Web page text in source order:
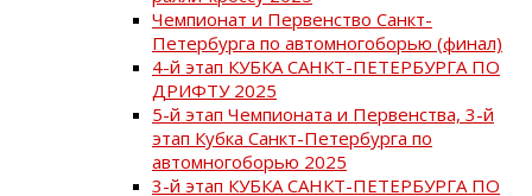
Чемпионат и Первенство Санкт-
Петербурга по автомногоборью (финал)
4-й этап КУБКА САНКТ-ПЕТЕРБУРГА ПО
ДРИФТУ 2025
5-й этап Чемпионата и Первенства, 3-й
этап Кубка Санкт-Петербурга по
автомногоборью 2025
3-й этап КУБКА САНКТ-ПЕТЕРБУРГА ПО